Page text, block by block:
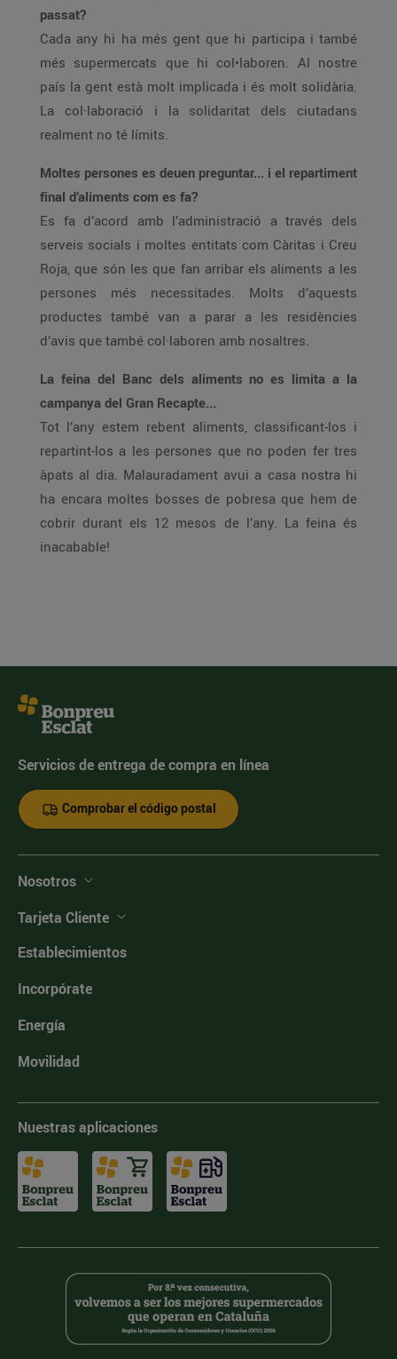
passat?
Cada any hi ha més gent que hi participa i també
més supermercats que hi col•laboren. Al nostre
país la gent està molt implicada i és molt solidària.
La col·laboració i la solidaritat dels ciutadans
realment no té límits.
Moltes persones es deuen preguntar... i el repartiment
final d’aliments com es fa?
Es fa d’acord amb l’administració a través dels
serveis socials i moltes entitats com Càritas i Creu
Roja, que són les que fan arribar els aliments a les
persones més necessitades. Molts d’aquests
productes també van a parar a les residències
d’avis que també col·laboren amb nosaltres.
La feina del Banc dels aliments no es limita a la
campanya del Gran Recapte...
Tot l’any estem rebent aliments, classificant-los i
repartint-los a les persones que no poden fer tres
àpats al dia. Malauradament avui a casa nostra hi
ha encara moltes bosses de pobresa que hem de
cobrir durant els 12 mesos de l’any. La feina és
inacabable!
Servicios de entrega de compra en línea
Comprobar el código postal
Nosotros
Tarjeta Cliente
Establecimientos
Incorpórate
Energía
Movilidad
Nuestras aplicaciones